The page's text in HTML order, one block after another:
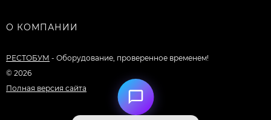
О КОМПАНИИ
РЕСТОБУМ - Оборудование, проверенное временем!
© 2026
Полная версия сайта